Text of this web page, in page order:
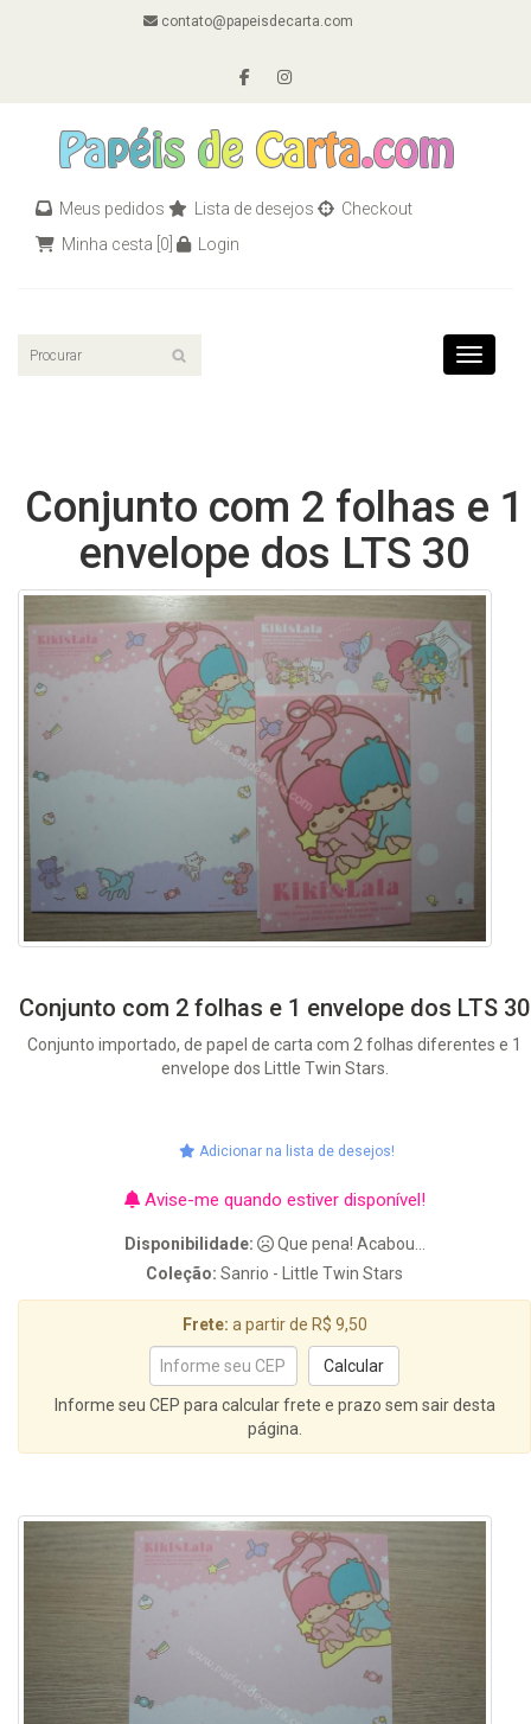
contato@papeisdecarta.com
Meus pedidos Lista de desejos
Checkout
Minha cesta [0] Login
Toggle
Conjunto com 2 folhas e 1
envelope dos LTS 30
Conjunto com 2 folhas e 1 envelope dos LTS 30
Conjunto importado, de papel de carta com 2 folhas diferentes e 1
envelope dos Little Twin Stars.
Adicionar na lista de desejos!
Avise-me quando estiver disponível!
Disponibilidade:
Que pena! Acabou...
Coleção: Sanrio - Little Twin Stars
Frete: a partir de R$ 9,50
Informe seu CEP para calcular frete e prazo sem sair desta
página.